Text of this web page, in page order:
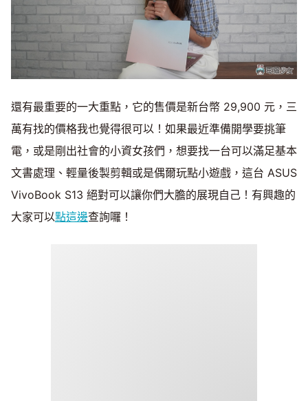
還有最重要的一大重點，它的售價是新台幣 29,900 元，三
萬有找的價格我也覺得很可以！如果最近準備開學要挑筆
電，或是剛出社會的小資女孩們，想要找一台可以滿足基本
文書處理、輕量後製剪輯或是偶爾玩點小遊戲，這台 ASUS
VivoBook S13 絕對可以讓你們大膽的展現自己！有興趣的
大家可以點這邊查詢囉！